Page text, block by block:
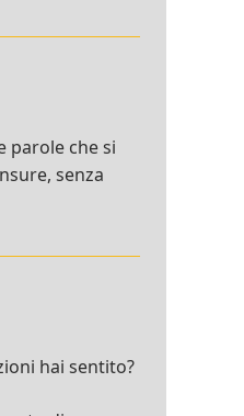
parole che si
senza
hai sentito?